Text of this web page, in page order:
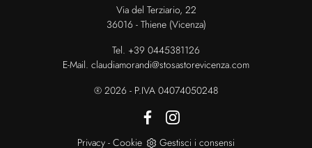
Via del Terziario, 22
36016 - Thiene (Vicenza)
Tel. +39 0445381126
E-Mail. claudiamorandi@stosastorevicenza.com
® 2026 - P.IVA 04074050248
Privacy - Cookie Gestisci i consensi